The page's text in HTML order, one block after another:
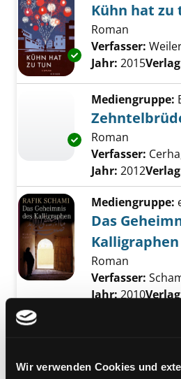
Wir verwenden Cookies und
Exemplar-Details
Kühn hat zu
Roman
Verfasser:
Jahr: 2015
Exemplar-Details
Mediengruppe:
Roman
Verfasser:
Jahr: 2012
Mediengruppe:
Das
Kalligraphen
Roman
Verfasser:
Jahr:2010
Exemplar-Details
Mediengruppe: